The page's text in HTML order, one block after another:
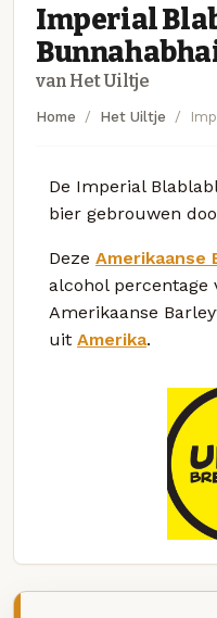
Imperial
van Het Uiltje
Home Het Uiltje
De Imperial
bier gebrouwen
Deze Amerikaanse
alcohol percentage
Amerikaanse
uit Amerika.